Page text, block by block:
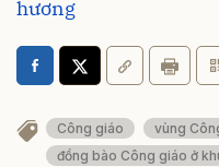
hương
Công giáo vùng
đồng bào Công giáo ở